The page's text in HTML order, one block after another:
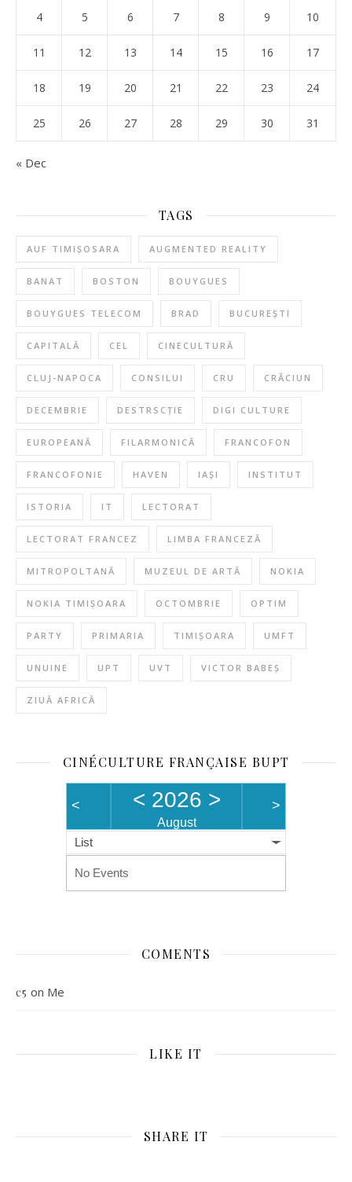
4 5 6 7 8 9 10
11 12 13 14 15 16 17
18 19 20 21 22 23 24
25 26 27 28 29 30 31
« Dec
TAGS
AUF TIMIȘOSARA AUGMENTED REALITY
BANAT BOSTON BOUYGUES
BOUYGUES TELECOM BRAD BUCUREȘTI
CAPITALĂ CEL CINECULTURĂ
CLUJ-NAPOCA CONSILUI CRU CRĂCIUN
DECEMBRIE DESTRSCȚIE DIGI CULTURE
EUROPEANĂ FILARMONICĂ FRANCOFON
FRANCOFONIE HAVEN IAȘI INSTITUT
ISTORIA IT LECTORAT
LECTORAT FRANCEZ LIMBA FRANCEZĂ
MITROPOLTANĂ MUZEUL DE ARTĂ NOKIA
NOKIA TIMIȘOARA OCTOMBRIE OPTIM
PARTY PRIMARIA TIMIȘOARA UMFT
UNUINE UPT UVT VICTOR BABEȘ
ZIUĂ AFRICĂ
CINÉCULTURE FRANÇAISE BUPT
< < 2026 >
August
>
List
No Events
COMENTS
c5 on Me
LIKE IT
SHARE IT